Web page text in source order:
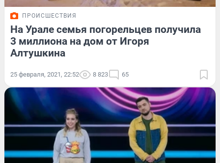
ПРОИСШЕСТВИЯ
На Урале семья погорельцев получила
3 миллиона на дом от Игоря
Алтушкина
25 февраля, 2021, 22:52 8 823 65